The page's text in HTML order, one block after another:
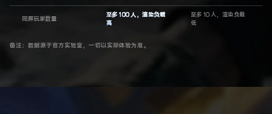
同屏玩家数量
至多 100 人，渲染负载
高
至多 10 人，渲染负载
低
备注：数据源于官方实验室，一切以实际体验为准。